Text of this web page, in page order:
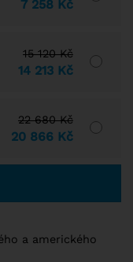
7 258 Kč
15 120 Kč
14 213 Kč
22 680 Kč
20 866 Kč
a amerického